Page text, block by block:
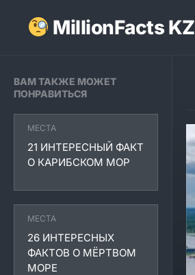
содержаниюMillionFacts KZ
ВАМ ТАКЖЕ МОЖЕТ
ПОНРАВИТЬСЯ
МЕСТА
21 ИНТЕРЕСНЫЙ ФАКТ
О КАРИБСКОМ МОР
МЕСТА
26 ИНТЕРЕСНЫХ
ФАКТОВ О МЁРТВОМ
МОРЕ